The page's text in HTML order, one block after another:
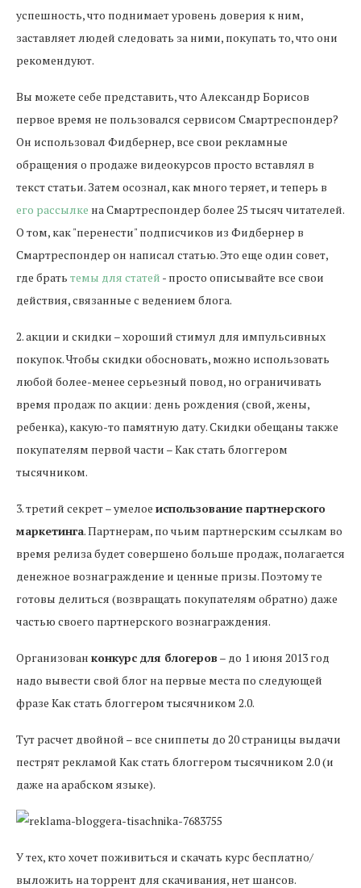
успешность, что поднимает уровень доверия к ним,
заставляет людей следовать за ними, покупать то, что они
рекомендуют.
Вы можете себе представить, что Александр Борисов
первое время не пользовался сервисом Смартреспондер?
Он использовал Фидбернер, все свои рекламные
обращения о продаже видеокурсов просто вставлял в
текст статьи. Затем осознал, как много теряет, и теперь в
его рассылке на Смартреспондер более 25 тысяч читателей.
О том, как "перенести" подписчиков из Фидбернер в
Смартреспондер он написал статью. Это еще один совет,
где брать темы для статей - просто описывайте все свои
действия, связанные с ведением блога.
2. акции и скидки – хороший стимул для импульсивных
покупок. Чтобы скидки обосновать, можно использовать
любой более-менее серьезный повод, но ограничивать
время продаж по акции: день рождения (свой, жены,
ребенка), какую-то памятную дату. Скидки обещаны также
покупателям первой части – Как стать блоггером
тысячником.
3. третий секрет – умелое использование партнерского
маркетинга. Партнерам, по чьим партнерским ссылкам во
время релиза будет совершено больше продаж, полагается
денежное вознаграждение и ценные призы. Поэтому те
готовы делиться (возвращать покупателям обратно) даже
частью своего партнерского вознаграждения.
Организован конкурс для блогеров – до 1 июня 2013 год
надо вывести свой блог на первые места по следующей
фразе Как стать блоггером тысячником 2.0.
Тут расчет двойной – все сниппеты до 20 страницы выдачи
пестрят рекламой Как стать блоггером тысячником 2.0 (и
даже на арабском языке).
У тех, кто хочет поживиться и скачать курс бесплатно/
выложить на торрент для скачивания, нет шансов.